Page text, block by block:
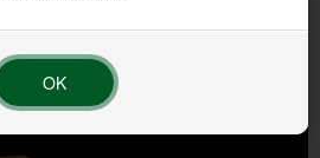
OK